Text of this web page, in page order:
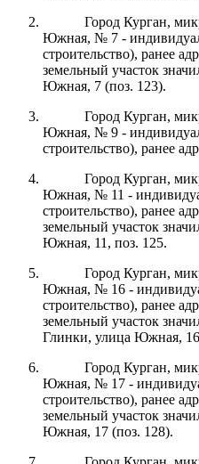
Город Курган,
Южная, № 7 -
строительство), ранее
земельный участок
Южная, 7 (поз. 123).
Город Курган,
Южная, № 9 -
строительство), ранее
Город Курган,
Южная, № 11 -
строительство), ранее
земельный участок
Южная, 11, поз. 125.
Город Курган,
Южная, № 16 -
строительство), ранее
земельный участок
Глинки, улица Южная,
Город Курган,
Южная, № 17 -
строительство), ранее
земельный участок
Южная, 17 (поз. 128).